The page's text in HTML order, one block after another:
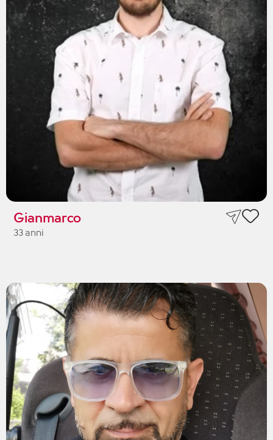
Gianmarco
33 anni